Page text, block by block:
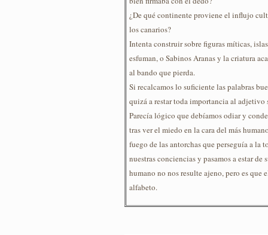
¿De qué continente proviene el influjo
los canarios?
Intenta construir sobre figuras míticas,
esfuman, o Sabinos Aranas y la criatura
al bando que pierda.
Si recalcamos lo suficiente las palabras
quizá a restar toda importancia al adjetivo
Parecía lógico que debíamos odiar y
tras ver el miedo en la cara del más
fuego de las antorchas que perseguía a la
nuestras conciencias y pasamos a estar de
humano no nos resulte ajeno, pero es que
alfabeto.